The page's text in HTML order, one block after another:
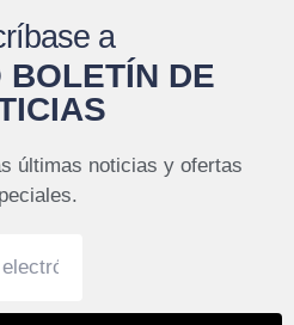
a
BOLETÍN DE
últimas noticias y ofertas